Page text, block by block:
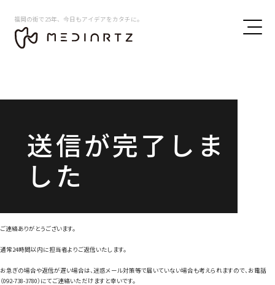
福岡の街で25年、今日もアイデアをカタチに。
送信が完了しま
した
ご連絡ありがとうございます。
通常24時間以内に担当者よりご返信いたします。
お急ぎの場合や返信が遅い場合は、迷惑メール対策等で届いていない場合も考えられますので、お電話
（092-738-3780）にてご連絡いただけますと幸いです。